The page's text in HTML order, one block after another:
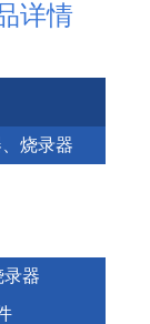
详情
烧录器
录器